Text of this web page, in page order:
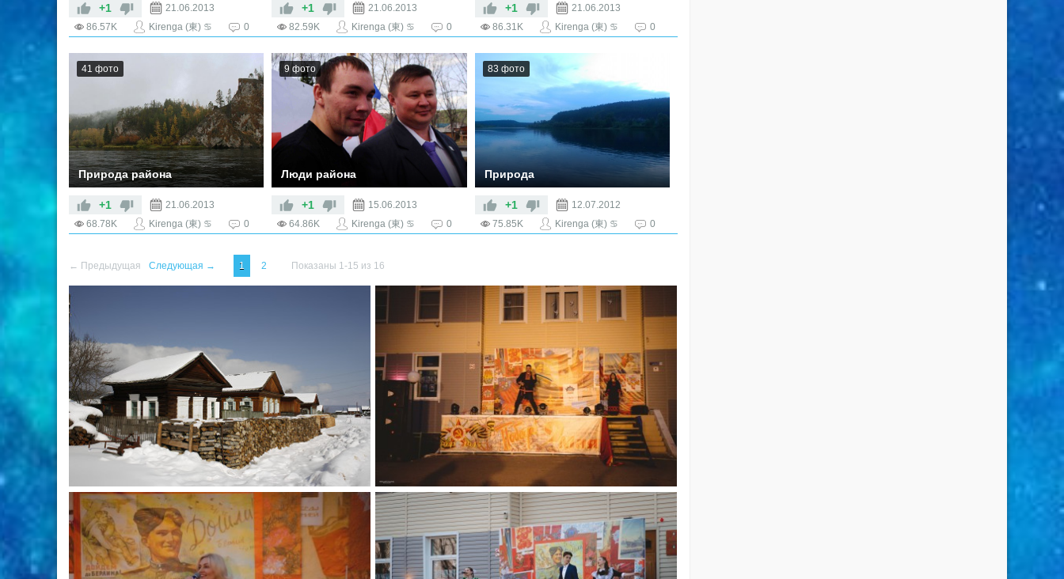
+1
21.06.2013
86.57K
Kirenga (東) ♋ 0
+1
21.06.2013
82.59K
Kirenga (東) ♋ 0
+1
21.06.2013
86.31K
Kirenga (東) ♋ 0
41 фото
Природа района
+1
21.06.2013
68.78K
Kirenga (東) ♋ 0
9 фото
Люди района
+1
15.06.2013
64.86K
Kirenga (東) ♋ 0
83 фото
Природа
+1
12.07.2012
75.85K
Kirenga (東) ♋ 0
← Предыдущая Следующая → 1 2 Показаны 1-15 из 16